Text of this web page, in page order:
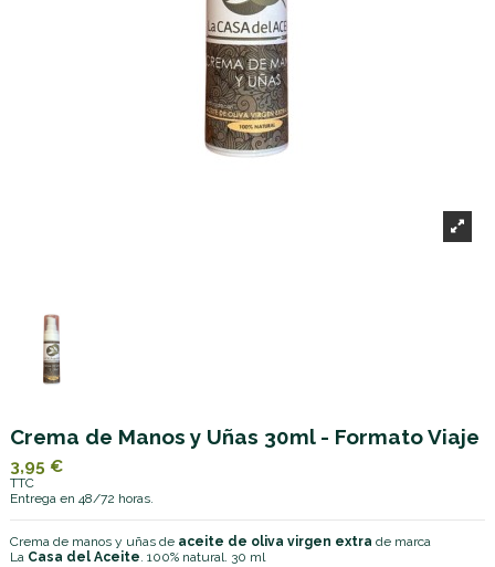
Crema de Manos y Uñas 30ml - Formato Viaje
3,95 €
TTC
Entrega en 48/72 horas.
Crema de manos y uñas de aceite de oliva virgen extra de marca
La Casa del Aceite. 100% natural. 30 ml